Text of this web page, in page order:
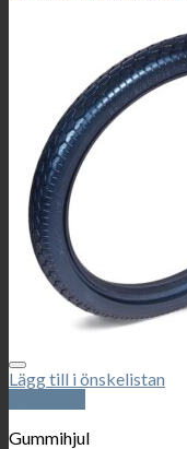
Lägg till i önskelistan
Gummihjul